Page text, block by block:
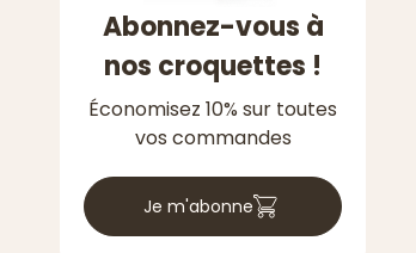
Abonnez-vous à
nos croquettes !
Économisez 10% sur toutes
vos commandes
Je m'abonne